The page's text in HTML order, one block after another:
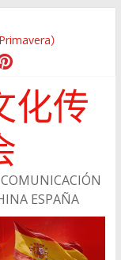
）
伴化传
ESPAÑA